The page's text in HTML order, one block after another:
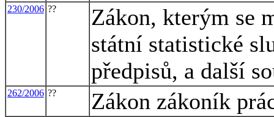
230/2006 ??
Zákon, kterým se
státní statistické
předpisů, a další
262/2006 ?? Zákon zákoník